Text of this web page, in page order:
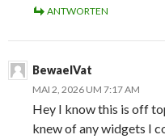
ANTWORTEN
BewaelVat
MAI 2, 2026 UM 7:17 AM
Hey I know this is off
knew of any widgets I